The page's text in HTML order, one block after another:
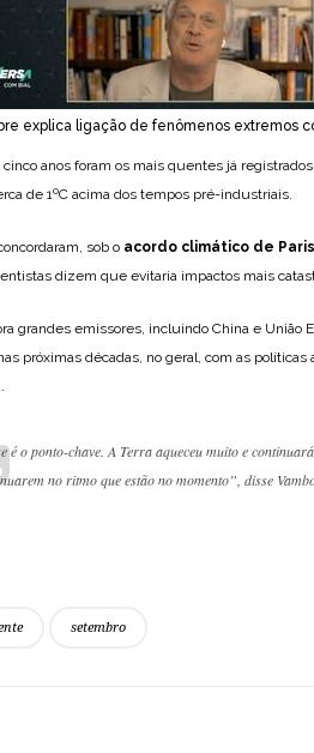
explica ligação de fenômenos extremos
anos foram os mais quentes já
de 1ºC acima dos tempos pré-industriais.
sob o acordo climático de
dizem que evitaria impactos mais
grandes emissores, incluindo China e
próximas décadas, no geral, com as
é o ponto-chave. A Terra aqueceu muito e
no ritmo que estão no momento”, disse
setembro